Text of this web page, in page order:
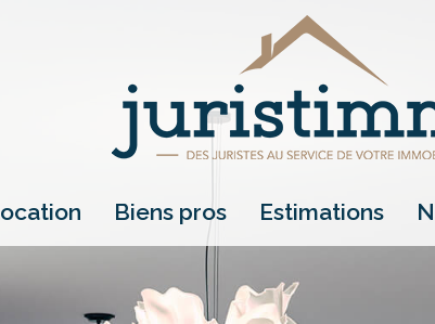
location biens pros
vente
estimations